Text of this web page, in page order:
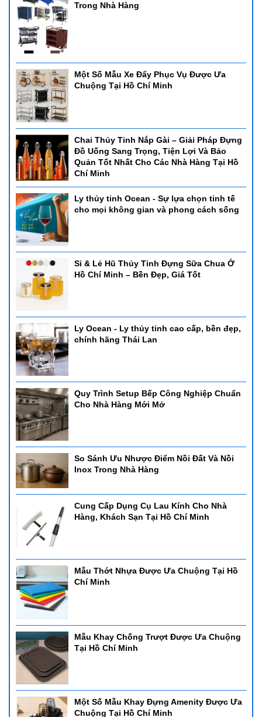
Trong Nhà Hàng
Một Số Mẫu Xe Đẩy Phục Vụ Được Ưa
Chuộng Tại Hồ Chí Minh
Chai Thủy Tinh Nắp Gài – Giải Pháp Đựng
Đồ Uống Sang Trọng, Tiện Lợi Và Bảo
Quản Tốt Nhất Cho Các Nhà Hàng Tại Hồ
Chí Minh
Ly thủy tinh Ocean - Sự lựa chọn tinh tế
cho mọi không gian và phong cách sống
Sỉ & Lẻ Hũ Thủy Tinh Đựng Sữa Chua Ở
Hồ Chí Minh – Bền Đẹp, Giá Tốt
Ly Ocean - Ly thủy tinh cao cấp, bền đẹp,
chính hãng Thái Lan
Quy Trình Setup Bếp Công Nghiệp Chuẩn
Cho Nhà Hàng Mới Mở
So Sánh Ưu Nhược Điểm Nồi Đất Và Nồi
Inox Trong Nhà Hàng
Cung Cấp Dụng Cụ Lau Kính Cho Nhà
Hàng, Khách Sạn Tại Hồ Chí Minh
Mẫu Thớt Nhựa Được Ưa Chuộng Tại Hồ
Chí Minh
Mẫu Khay Chống Trượt Được Ưa Chuộng
Tại Hồ Chí Minh
Một Số Mẫu Khay Đựng Amenity Được Ưa
Chuộng Tại Hồ Chí Minh